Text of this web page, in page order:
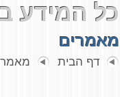
כל המידע
מאמרים
דף הבית